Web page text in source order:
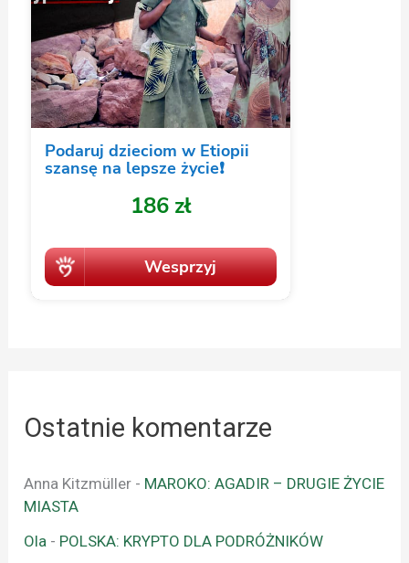
Ostatnie komentarze
Anna Kitzmüller - MAROKO: AGADIR – DRUGIE ŻYCIE
MIASTA
Ola - POLSKA: KRYPTO DLA PODRÓŻNIKÓW